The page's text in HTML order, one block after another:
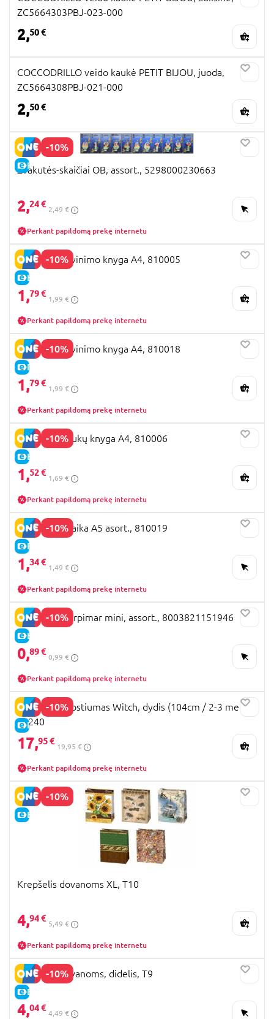
ZC5664303PBJ-023-000
2,50 €
COCCODRILLO veido kaukė PETIT BIJOU, juoda,
ZC5664308PBJ-021-000
2,50 €
-10%
E-KAINA
Žvakutės-skaičiai OB, assort., 5298000230663
2,24 €
2,49 €
Perkant papildomą prekę internetu
-10%
E-KAINA
EASTER Spalvinimo knyga A4, 810005
1,79 €
1,99 €
Perkant papildomą prekę internetu
-10%
E-KAINA
EASTER Spalvinimo knyga A4, 810018
1,79 €
1,99 €
Perkant papildomą prekę internetu
-10%
E-KAINA
EASTER Lipdukų knyga A4, 810006
1,52 €
1,69 €
Perkant papildomą prekę internetu
-10%
E-KAINA
EASTER Mozaika A5 asort., 810019
1,34 €
1,49 €
Perkant papildomą prekę internetu
-10%
E-KAINA
Atvirukas Marpimar mini, assort., 8003821151946
0,89 €
0,99 €
Perkant papildomą prekę internetu
-10%
E-KAINA
WIDMANN kostiumas Witch, dydis (104cm / 2-3 metai),
15240
17,95 €
19,95 €
Perkant papildomą prekę internetu
-10%
E-KAINA
Krepšelis dovanoms XL, T10
4,94 €
5,49 €
Perkant papildomą prekę internetu
-10%
E-KAINA
Krepšelis dovanoms, didelis, T9
4,04 €
4,49 €